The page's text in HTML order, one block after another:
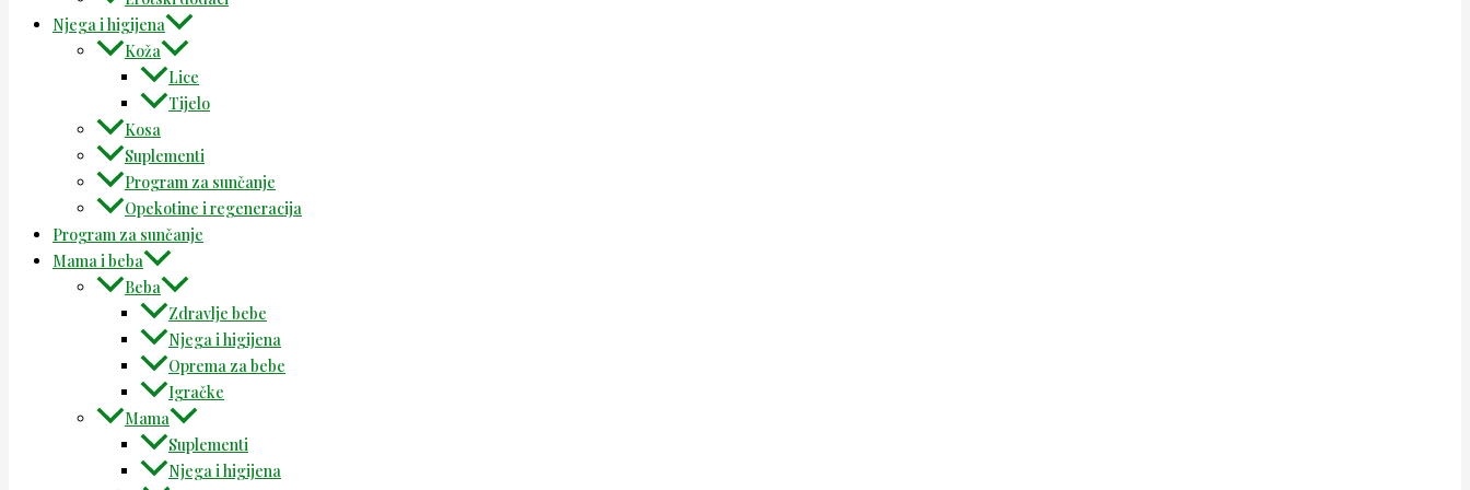
Njega i higijena
Koža
Lice
Tijelo
Kosa
Suplementi
Program za sunčanje
Opekotine i regeneracija
Program za sunčanje
Mama i beba
Beba
Zdravlje bebe
Njega i higijena
Oprema za bebe
Igračke
Mama
Suplementi
Njega i higijena